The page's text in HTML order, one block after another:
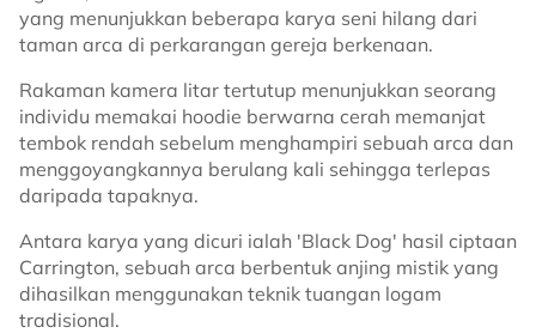
yang menunjukkan beberapa karya seni hilang dari
taman arca di perkarangan gereja berkenaan.
Rakaman kamera litar tertutup menunjukkan seorang
individu memakai hoodie berwarna cerah memanjat
tembok rendah sebelum menghampiri sebuah arca dan
menggoyangkannya berulang kali sehingga terlepas
daripada tapaknya.
Antara karya yang dicuri ialah 'Black Dog' hasil ciptaan
Carrington, sebuah arca berbentuk anjing mistik yang
dihasilkan menggunakan teknik tuangan logam
tradisional.